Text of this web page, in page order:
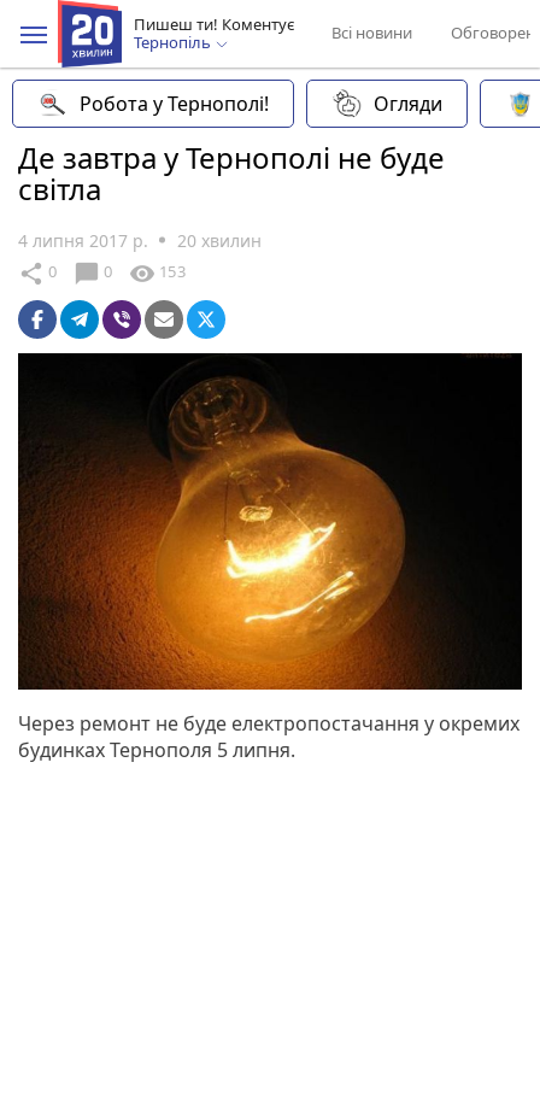
Пишеш ти! Коментує
Тернопіль
Всі новини
Робота у Тернополі! Огляди
Де завтра у Тернополі не буде
світла
4 липня 2017 р. 20 хвилин
share 0 chat_bubble 0 visibility 153
Через ремонт не буде електропостачання у окремих
будинках Тернополя 5 липня.